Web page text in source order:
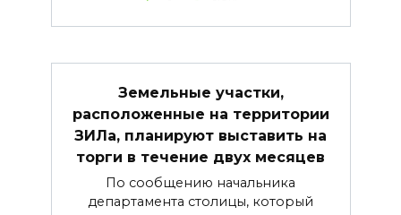
Земельные участки,
расположенные на территории
ЗИЛа, планируют выставить на
торги в течение двух месяцев
По сообщению начальника
департамента столицы, который